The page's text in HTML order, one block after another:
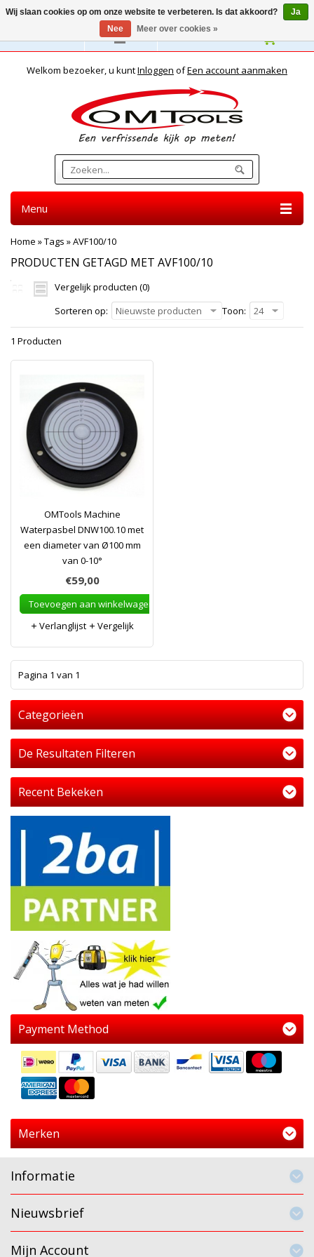
Nederlands
Welkom bezoeker, u kuntInloggen ofEen account aanmaken
Menu
Home »Tags »AVF100/10
PRODUCTEN GETAGD MET AVF100/10
Vergelijk producten (0)
Sorteren op:
Nieuwste producten Toon: 24
1 Producten
OMTools Machine
Waterpasbel DNW100.10 met
een diameter van Ø100 mm
van 0-10°
€59,00
Toevoegen aan winkelwagen
Verlanglijst
Vergelijk
Pagina 1 van 1
Categorieën
De Resultaten Filteren
Recent Bekeken
Payment Method
Merken
Informatie
Nieuwsbrief
Mijn Account
Wij slaan cookies op om onze website te verbeteren. Is dat akkoord?
Ja
Nee
Meer over cookies »